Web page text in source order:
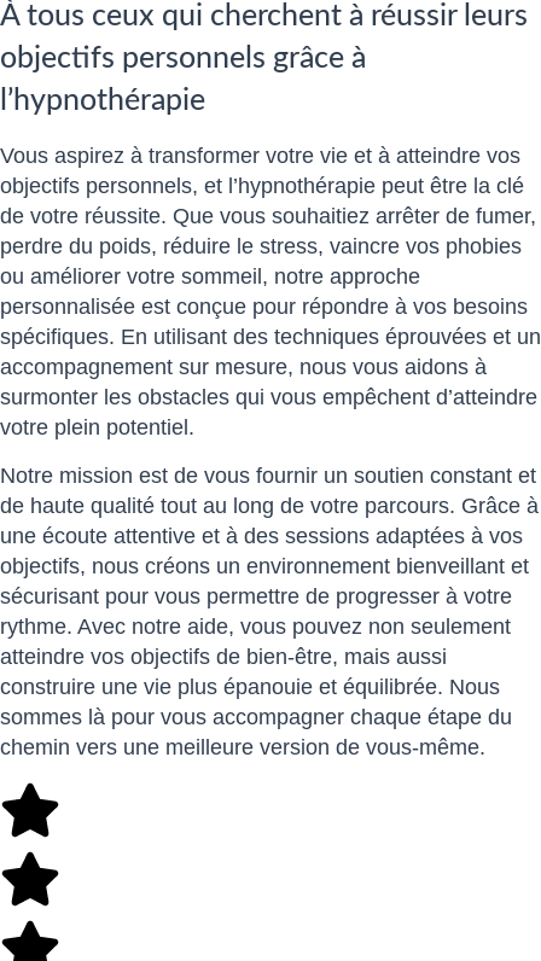
À tous ceux qui cherchent à réussir leurs
objectifs personnels grâce à
l’hypnothérapie
Vous aspirez à transformer votre vie et à atteindre vos
objectifs personnels, et l’hypnothérapie peut être la clé
de votre réussite. Que vous souhaitiez arrêter de fumer,
perdre du poids, réduire le stress, vaincre vos phobies
ou améliorer votre sommeil, notre approche
personnalisée est conçue pour répondre à vos besoins
spécifiques. En utilisant des techniques éprouvées et un
accompagnement sur mesure, nous vous aidons à
surmonter les obstacles qui vous empêchent d’atteindre
votre plein potentiel.
Notre mission est de vous fournir un soutien constant et
de haute qualité tout au long de votre parcours. Grâce à
une écoute attentive et à des sessions adaptées à vos
objectifs, nous créons un environnement bienveillant et
sécurisant pour vous permettre de progresser à votre
rythme. Avec notre aide, vous pouvez non seulement
atteindre vos objectifs de bien-être, mais aussi
construire une vie plus épanouie et équilibrée. Nous
sommes là pour vous accompagner chaque étape du
chemin vers une meilleure version de vous-même.